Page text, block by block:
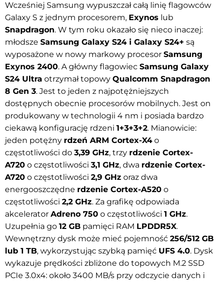
Wcześniej Samsung wypuszczał całą linię flagowców
Galaxy S z jednym procesorem, Exynos lub
Snapdragon. W tym roku okazało się nieco inaczej:
młodsze Samsung Galaxy S24 i Galaxy S24+ są
wyposażone w nowy markowy procesor Samsung
Exynos 2400. A główny flagowiec Samsung Galaxy
S24 Ultra otrzymał topowy Qualcomm Snapdragon
8 Gen 3. Jest to jeden z najpotężniejszych
dostępnych obecnie procesorów mobilnych. Jest on
produkowany w technologii 4 nm i posiada bardzo
ciekawą konfigurację rdzeni 1+3+3+2. Mianowicie:
jeden potężny rdzeń ARM Cortex-X4 o
częstotliwości do 3,39 GHz, trzy rdzenie Cortex-
A720 o częstotliwości 3,1 GHz, dwa rdzenie Cortex-
A720 o częstotliwości 2,9 GHz oraz dwa
energooszczędne rdzenie Cortex-A520 o
częstotliwości 2,2 GHz. Za grafikę odpowiada
akcelerator Adreno 750 o częstotliwości 1 GHz.
Uzupełnia go 12 GB pamięci RAM LPDDR5X.
Wewnętrzny dysk może mieć pojemność 256/512 GB
lub 1 TB, wykorzystując szybką pamięć UFS 4.0. Dysk
wykazuje prędkości zbliżone do topowych M.2 SSD
PCIe 3.0x4: około 3400 MB/s przy odczycie danych i